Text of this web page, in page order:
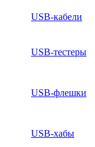
USB-кабели
USB-тестеры
USB-флешки
USB-хабы